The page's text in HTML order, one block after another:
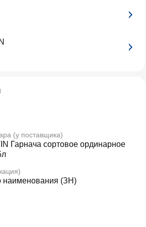
(у поставщика)
Гарнача сортовое ординарное
наименования (ЗН)